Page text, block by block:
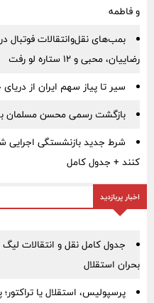
و فاطمه
بمب‌های نقل‌وانتقالات فوتبال
رضاییان، محبی و ۱۲ ستاره لو رفت
سیر تا پیاز سهم ایران از
بازگشت رسمی محسن مسلمان
کنند + جدول کامل
اخبار پربازدید
جدول کامل نقل و انتقالات
بحران استقلال
پرسپولیس، استقلال یا